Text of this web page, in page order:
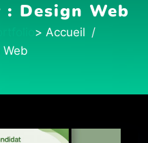
: Design Web
Web